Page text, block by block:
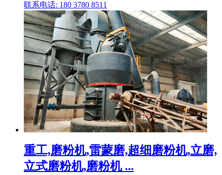
联系电话: 180 3780 8511
重工,磨粉机,雷蒙磨,超细磨粉机,立磨,
立式磨粉机,磨粉机 ...